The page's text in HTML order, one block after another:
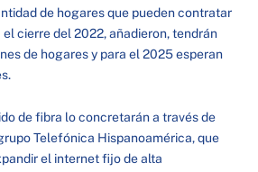
de hogares que pueden contratar
cierre del 2022, añadieron, tendrán
de hogares y para el 2025 esperan
de fibra lo concretarán a través de
Telefónica Hispanoamérica, que
el internet fijo de alta